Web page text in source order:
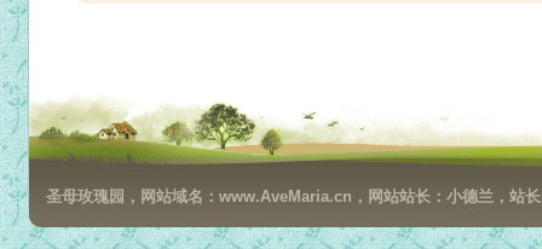
015 贞女姐姐含泪的祈求.mp3
016.贞女姐姐为七苦山献上的祈祷.mp3
017.河北省恩典大.mp3
018.河北归来.mp3
圣母玫瑰园，网站域名：www.AveMaria.cn，网站站长：小德兰，